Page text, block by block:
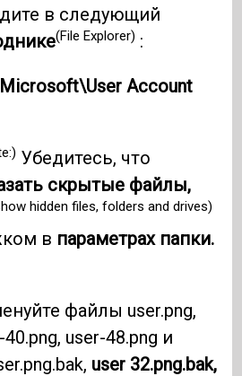
в следующий
(File Explorer) :
Account
Убедитесь, что
скрытые файлы,
hidden files, folders and drives)
в параметрах папки.
файлы user.png,
user-48.png и
user 32.png.bak,